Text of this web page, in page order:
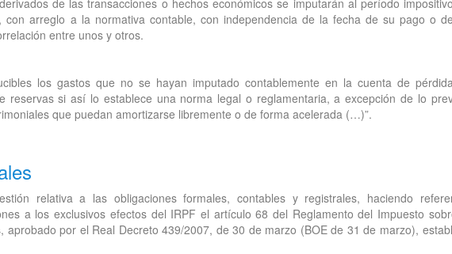
con arreglo a la normativa contable, con independencia de la fecha de su pago o
entre unos y otros.
los gastos que no se hayan imputado contablemente en la cuenta de
reservas si así lo establece una norma legal o reglamentaria, a excepción de lo
que puedan amortizarse libremente o de forma acelerada (…)”.
relativa a las obligaciones formales, contables y registrales, haciendo
a los exclusivos efectos del IRPF el artículo 68 del Reglamento del Impuesto
aprobado por el Real Decreto 439/2007, de 30 de marzo (BOE de 31 de marzo),